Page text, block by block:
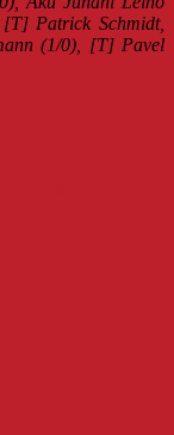
Patrick Schmidt,
(1/0), [T] Pavel